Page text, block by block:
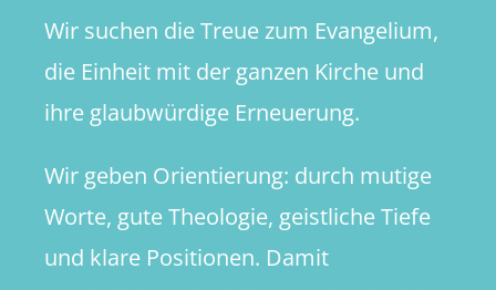
Wir suchen die Treue zum Evangelium,
die Einheit mit der ganzen Kirche und
ihre glaubwürdige Erneuerung.
Wir geben Orientierung: durch mutige
Worte, gute Theologie, geistliche Tiefe
und klare Positionen. Damit